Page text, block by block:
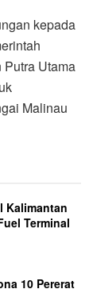
kepada
Utama
Malinau
Kalimantan
Terminal
10 Pererat